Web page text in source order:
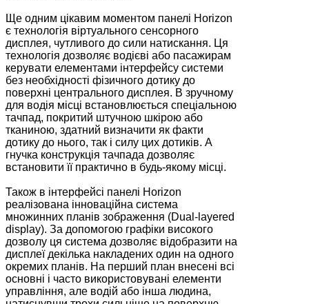
Ще одним цікавим моментом панелі Horizon
є технологія віртуального сенсорного
дисплея, чутливого до сили натискання. Ця
технологія дозволяє водієві або пасажирам
керувати елементами інтерфейсу системи
без необхідності фізичного дотику до
поверхні центрального дисплея. В зручному
для водія місці встановлюється спеціальною
тачпад, покритий штучною шкірою або
тканиною, здатний визначити як факти
дотику до нього, так і силу цих дотиків. А
гнучка конструкція тачпада дозволяє
встановити її практично в будь-якому місці.
Також в інтерфейсі панелі Horizon
реалізована інноваційна система
множинних планів зображення (Dual-layered
display). За допомогою графіки високого
дозволу ця система дозволяє відобразити на
дисплеї декілька накладених один на одного
окремих планів. На перший план внесені всі
основні і часто використовувані елементи
управління, але водій або інша людина,